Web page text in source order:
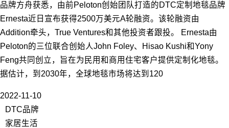
品牌方舟获悉，由前Peloton创始团队打造的DTC定制地毯品牌
Ernesta近日宣布获得2500万美元A轮融资。该轮融资由
Addition牵头，True Ventures和其他投资者跟投。 Ernesta由
Peloton的三位联合创始人John Foley、Hisao Kushi和Yony
Feng共同创立，旨在为民用和商用住宅客户提供定制化地毯。
据估计，到2030年，全球地毯市场将达到120
2022-11-10
DTC品牌
家居生活